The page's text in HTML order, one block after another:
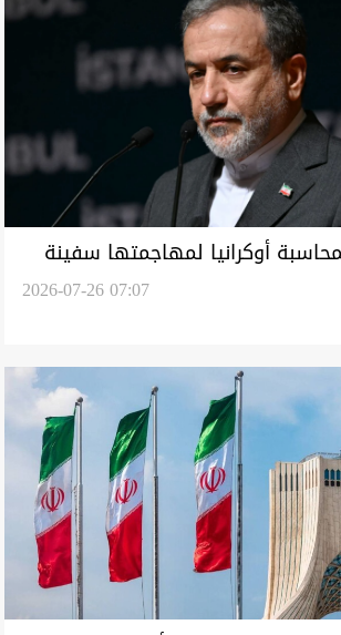
أوكرانيا لمهاجمتها سفينة
2026-07-26 07:07